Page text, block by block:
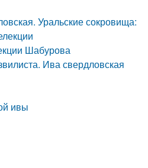
Уральские сокровища:
Шабурова
Ива свердловская
ивы